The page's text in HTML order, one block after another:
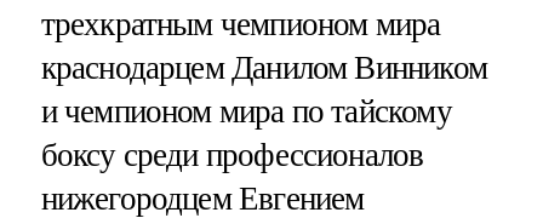
трехкратным чемпионом мира
краснодарцем Данилом Винником
и чемпионом мира по тайскому
боксу среди профессионалов
нижегородцем Евгением